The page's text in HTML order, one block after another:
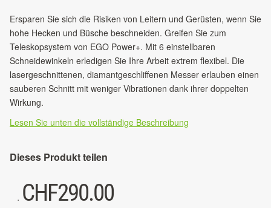
Ersparen Sie sich die Risiken von Leitern und Gerüsten, wenn Sie
hohe Hecken und Büsche beschneiden. Greifen Sie zum
Teleskopsystem von EGO Power+. Mit 6 einstellbaren
Schneidewinkeln erledigen Sie Ihre Arbeit extrem flexibel. Die
lasergeschnittenen, diamantgeschliffenen Messer erlauben einen
sauberen Schnitt mit weniger Vibrationen dank ihrer doppelten
Wirkung.
Lesen Sie unten die vollständige Beschreibung
Dieses Produkt teilen
. CHF290.00